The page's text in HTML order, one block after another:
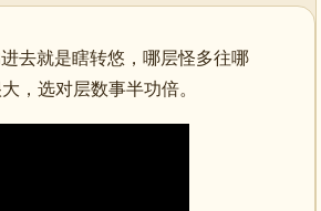
去就是瞎转悠，哪层怪多往哪
，选对层数事半功倍。